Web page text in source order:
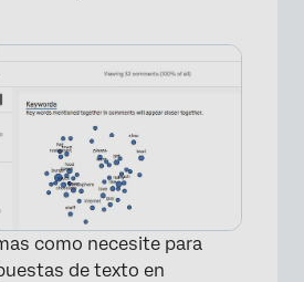
como necesite para
de texto en